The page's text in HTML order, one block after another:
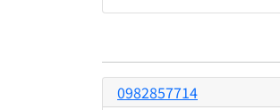
0982857714